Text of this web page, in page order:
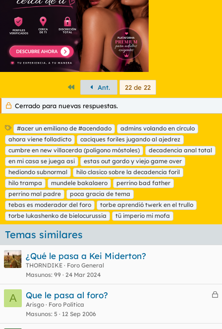
PrimeroAnt. 22 de 22
Cerrado para nuevas respuestas.
E
t
i
q
u
e
t
a
s
#acer un emiliano de #acendado
admins volando en círculo
ahora viene folladicto
caciques foriles jugando al ajedrez
cumbre en new villacerda (polígono móstoles)
decadencia anal total
en mi casa se juega asi
estas out gordo y viejo game over
hediondo subnormal
hilo clasico sobre la decadencia foril
hilo trampa
mundele bakalaero
perrino bad father
perrino mal padre
poca gracia de tema
tebas es moderador del foro
torbe aprendió twerk en el trullo
torbe lukashenko de bielocurussia
tü imperio mi mofa
Temas similares
¿Qué le pasa a Kei Miderton?
THORNDIKE
Foro General
Masunos 99 24 Mar 2024
A
C
r
Que le pasa al foro?
Arisgo
Foro Política
Masunos 5 12 Sep 2006